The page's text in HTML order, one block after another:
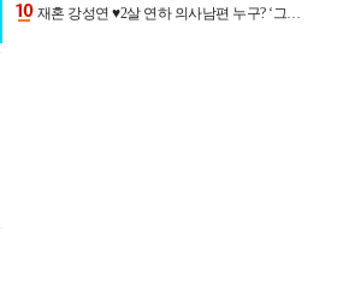
재혼 강성연 ♥2살 연하 의사남편 누구? ‘그알’ 자문의에 훈남 비주얼 초엘리트 스펙 [종합]